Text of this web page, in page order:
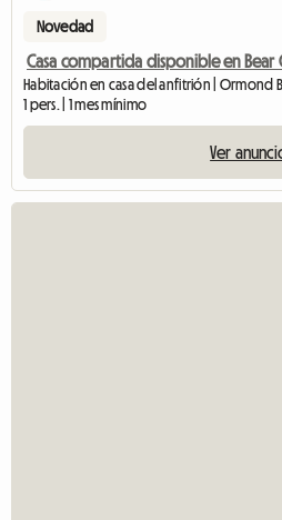
Novedad
Casa compartida disponible en Bear
Habitación en casa del anfitrión | Ormond
1 pers. | 1 mes mínimo
Ver